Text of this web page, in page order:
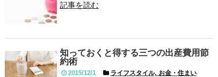
記事を読む
知っておくと得する三つの出産費用節
約術
2015/12/1 ライフスタイル, お金・住まい